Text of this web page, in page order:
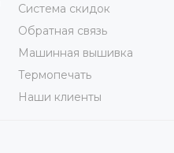
Система скидок
Обратная связь
Машинная вышивка
Термопечать
Наши клиенты